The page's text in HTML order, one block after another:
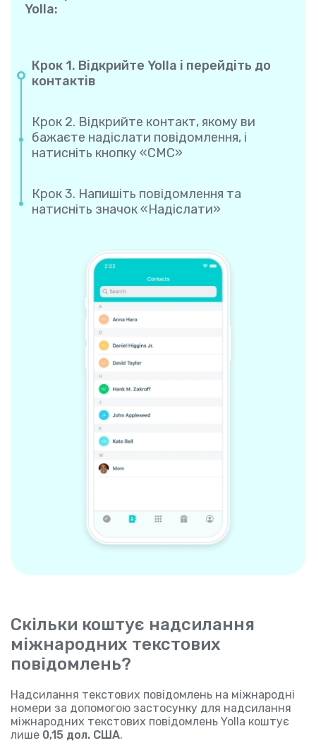
Yolla:
Крок 1. Відкрийте Yolla і перейдіть до
контактів
Крок 2. Відкрийте контакт, якому ви
бажаєте надіслати повідомлення, і
натисніть кнопку «СМС»
Крок 3. Напишіть повідомлення та
натисніть значок «Надіслати»
Скільки коштує надсилання
міжнародних текстових
повідомлень?
Надсилання текстових повідомлень на міжнародні
номери за допомогою застосунку для надсилання
міжнародних текстових повідомлень Yolla коштує
лише 0,15 дол. США.